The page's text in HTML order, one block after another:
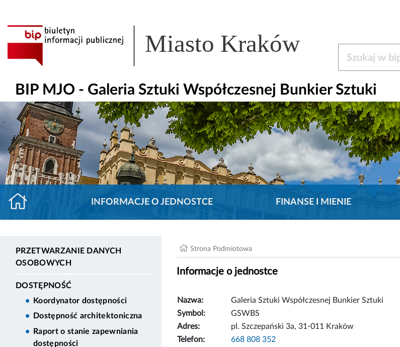
Miasto Kraków
BIP MJO - Galeria Sztuki Współczesnej Bunkier Sztuki
INFORMACJE O JEDNOSTCE FINANSE I MIENIE
PRZETWARZANIE DANYCH
OSOBOWYCH
DOSTĘPNOŚĆ
Koordynator dostępności
Dostępność architektoniczna
Raport o stanie zapewniania
dostępności
Strona Podmiotowa
Informacje o jednostce
Nazwa:
Galeria Sztuki Współczesnej Bunkier Sztuki
Symbol:
GSWBS
Adres:
pl. Szczepański 3a, 31-011 Kraków
Telefon:
668 808 352